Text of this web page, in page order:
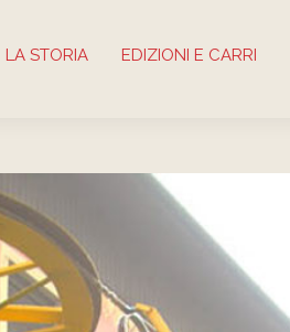
LA STORIA EDIZIONI E CARRI